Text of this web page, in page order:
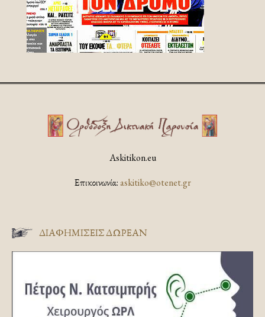
Askitikon.eu
Επικοινωνία:askitiko@otenet.gr
ΔΙΑΦΗΜΊΣΕΙΣ ΔΩΡΕΆΝ